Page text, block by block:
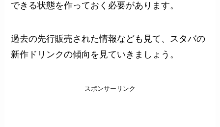
できる状態を作っておく必要があります。
過去の先行販売された情報なども見て、スタバの
新作ドリンクの傾向を見ていきましょう。
スポンサーリンク